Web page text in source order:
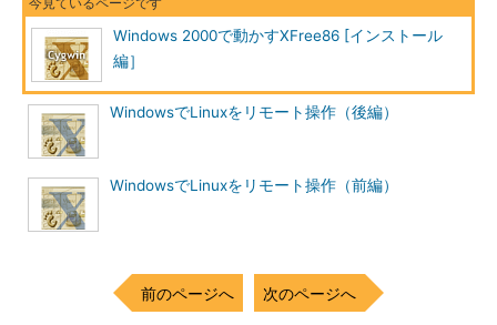
ンストール先のフォルダが、Cygwinの
ルートディレクトリ（/）になる
［Default Text File Type］は、改行コードの指定です。
［DOS］を選択すると改行コードとしてCR＋LFが付加されま
す。［Unix］を選択するとLFのみが付加されます。Windowsの
For］は、Cygwinを使用するユーザーの指定です。［All］を選択
すると全ユーザーがCygwinを使用できます。［Just Me］を選択
Windows 2000で動かすXFree86 [インストール
編］
WindowsでLinuxをリモート操作（後編）
WindowsでLinuxをリモート操作（前編）
前のページへ 次のページへ